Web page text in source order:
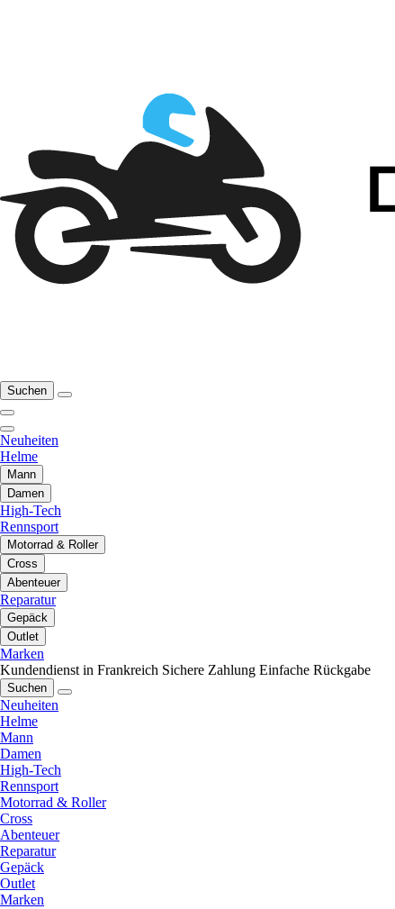
Suchen
Neuheiten
Helme
Mann
Damen
High-Tech
Rennsport
Motorrad & Roller
Cross
Abenteuer
Reparatur
Gepäck
Outlet
Marken
Kundendienst in Frankreich Sichere Zahlung Einfache Rückgabe
Suchen
Neuheiten
Helme
Mann
Damen
High-Tech
Rennsport
Motorrad & Roller
Cross
Abenteuer
Reparatur
Gepäck
Outlet
Marken